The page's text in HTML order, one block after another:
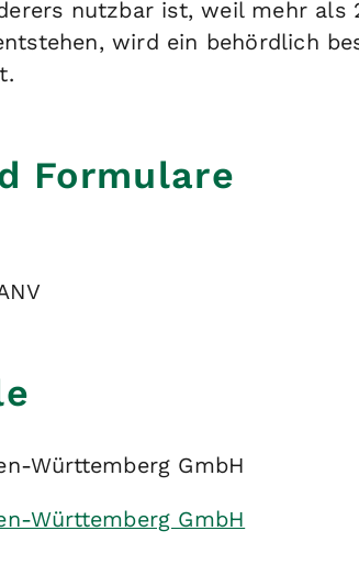
nutzbar ist, weil mehr als
wird ein behördlich
Formulare
Württemberg GmbH
Württemberg GmbH